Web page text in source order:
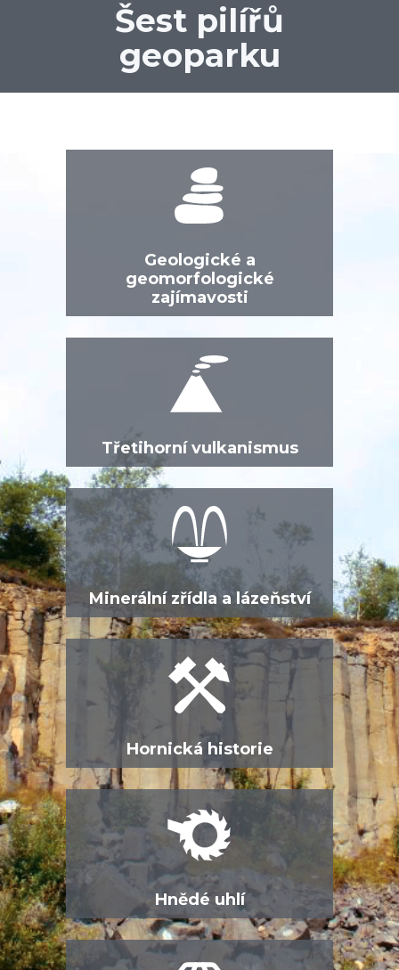
Šest pilířů
geoparku
Geologické a
geomorfologické
zajímavosti
Třetihorní vulkanismus
Minerální zřídla a lázeňství
Hornická historie
Hnědé uhlí